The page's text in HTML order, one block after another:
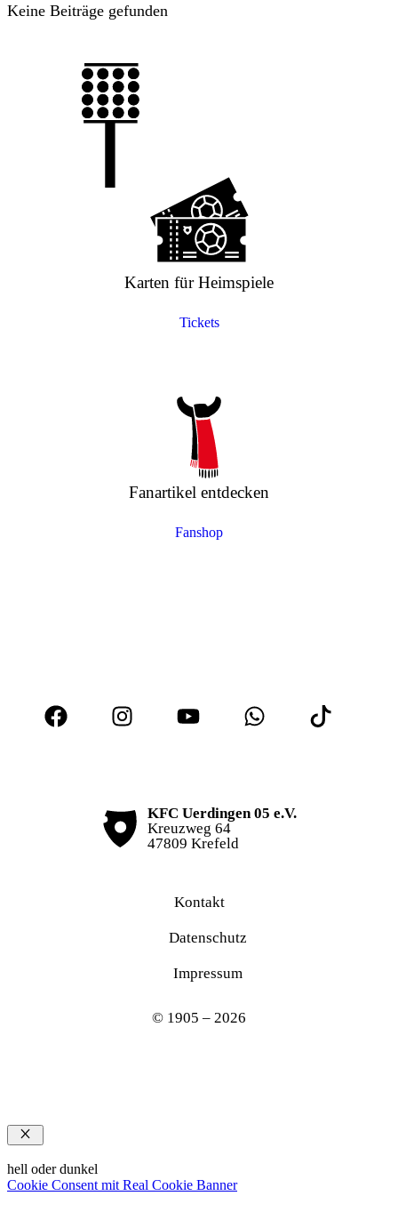
Keine Beiträge gefunden
Karten für Heimspiele
Tickets
Fanartikel entdecken
Fanshop
KFC Uerdingen 05 e.V.
Kreuzweg 64
47809 Krefeld
Kontakt
Datenschutz
Impressum
© 1905 – 2026
Schließen
hell oder dunkel
Cookie Consent mit Real Cookie Banner